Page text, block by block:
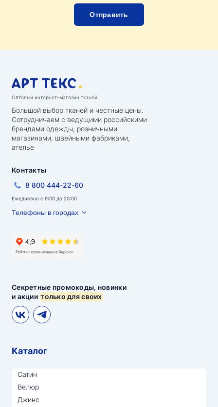
Оптовый интернет-магазин тканей
Большой выбор тканей и честные цены.
Сотрудничаем с ведущими российскими
брендами одежды, розничными
магазинами, швейными фабриками,
ателье
Секретные промокоды, новинки
и акциитолько для своих
Контакты
8 800 444-22-60
Ежедневно с 9:00 до 20:00
Телефоны в городах
Каталог
Сатин
Велюр
Джинс